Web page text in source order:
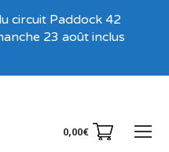
0,00€
!
circuit Paddock 42
23 août inclus